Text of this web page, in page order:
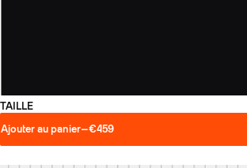
TAILLE
Ajouter au panier—€459